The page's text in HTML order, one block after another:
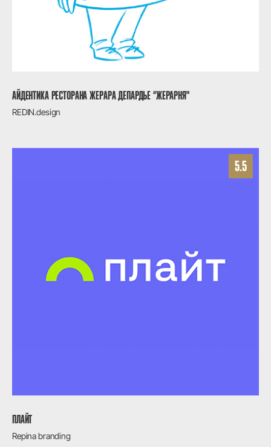
АЙДЕНТИКА РЕСТОРАНА ЖЕРАРА ДЕПАРДЬЕ “ЖЕРАРНЯ"
REDIN.design
5.5
ПЛАЙТ
Repina branding